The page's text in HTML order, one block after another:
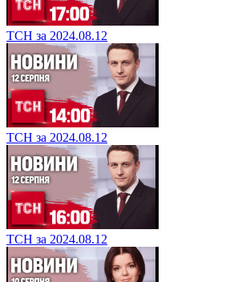
ТСН за 2024.08.12
ТСН за 2024.08.12
ТСН за 2024.08.12